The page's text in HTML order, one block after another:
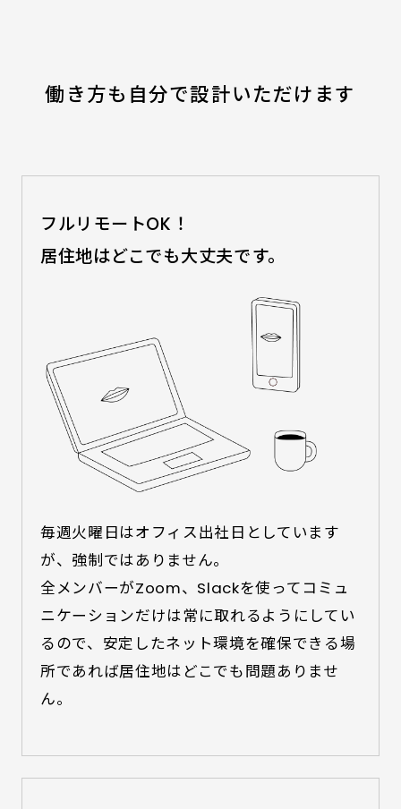
働き方も自分で設計いただけます
フルリモートOK！
居住地はどこでも大丈夫です。
毎週火曜日はオフィス出社日としています
が、強制ではありません。
全メンバーがZoom、Slackを使ってコミュ
ニケーションだけは常に取れるようにしてい
るので、安定したネット環境を確保できる場
所であれば居住地はどこでも問題ありませ
ん。